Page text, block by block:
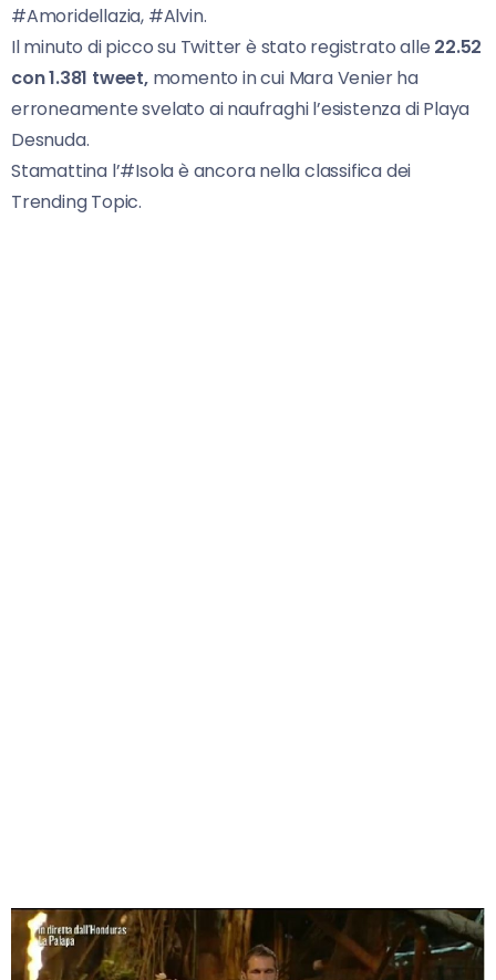
#Amoridellazia, #Alvin.
Il minuto di picco su Twitter è stato registrato alle 22.52
con 1.381 tweet,momento in cui Mara Venier ha
erroneamente svelato ai naufraghi l’esistenza di Playa
Desnuda.
Stamattina l’#Isola è ancora nella classifica dei
Trending Topic.